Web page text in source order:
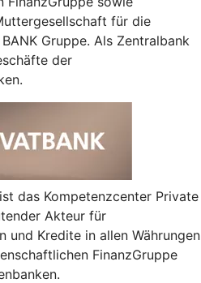
für die
Gruppe. Als Zentralbank
der
das Kompetenzcenter Private
Akteur für
und Kredite in allen Währungen
FinanzGruppe